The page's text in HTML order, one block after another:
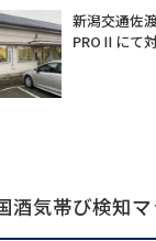
新潟交通佐
PROⅡにて
酒気帯び検知